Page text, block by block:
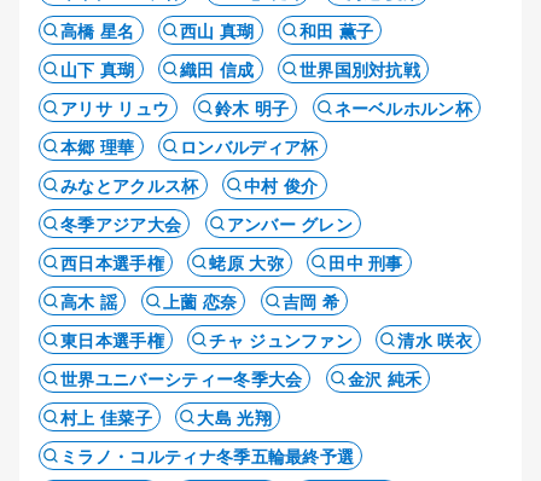
高橋 星名
西山 真瑚
和田 薫子
山下 真瑚
織田 信成
世界国別対抗戦
アリサ リュウ
鈴木 明子
ネーベルホルン杯
本郷 理華
ロンバルディア杯
みなとアクルス杯
中村 俊介
冬季アジア大会
アンバー グレン
西日本選手権
蛯原 大弥
田中 刑事
高木 謡
上薗 恋奈
吉岡 希
東日本選手権
チャ ジュンファン
清水 咲衣
世界ユニバーシティー冬季大会
金沢 純禾
村上 佳菜子
大島 光翔
ミラノ・コルティナ冬季五輪最終予選